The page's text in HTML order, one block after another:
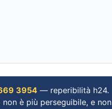
3954 — reperibilità h24.
è più perseguibile, e non